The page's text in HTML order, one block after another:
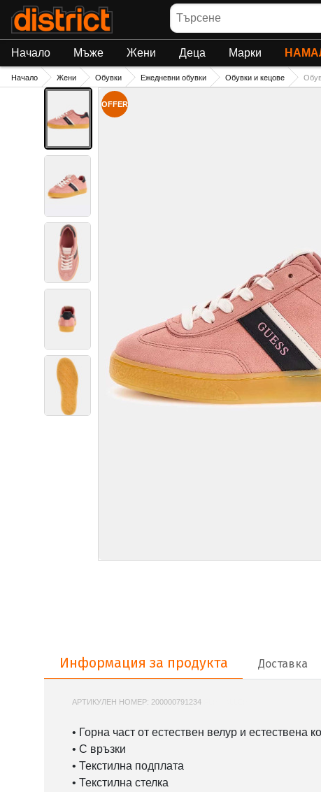
Търсене
Начало Мъже Жени Деца Марки
Начало Жени Обувки Ежедневни обувки Обувки и кецове
OFFER
Информация за продукта
Доставка
АРТИКУЛЕН НОМЕР: 200000791234
• Горна част от естествен велур и естествена
• С връзки
• Текстилна подплата
• Текстилна стелка